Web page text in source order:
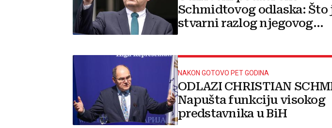
Schmidtovog odlaska: Što
stvarni razlog njegovog
NAKON GOTOVO PET GODINA
ODLAZI CHRISTIAN
Napušta funkciju visokog
predstavnika u BiH